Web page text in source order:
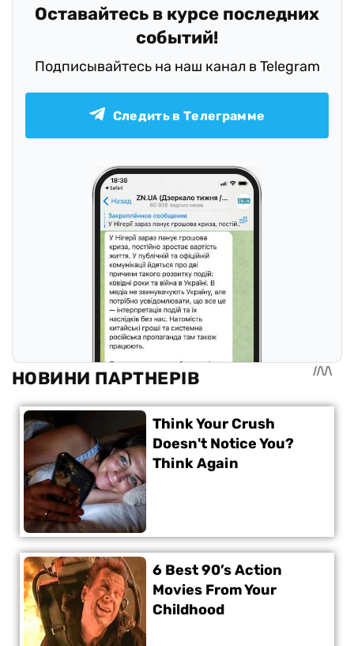
Оставайтесь в курсе последних
событий!
Подписывайтесь на наш канал в Telegram
Следить в Телеграмме